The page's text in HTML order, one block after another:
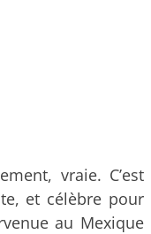
vraie. C’est
et célèbre pour
au Mexique